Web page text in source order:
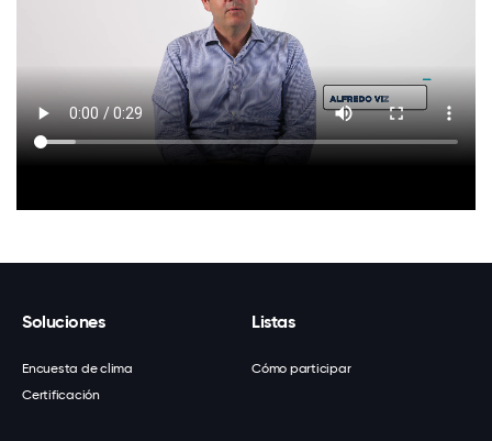
Soluciones
Encuesta de clima
Certificación
Listas
Cómo participar